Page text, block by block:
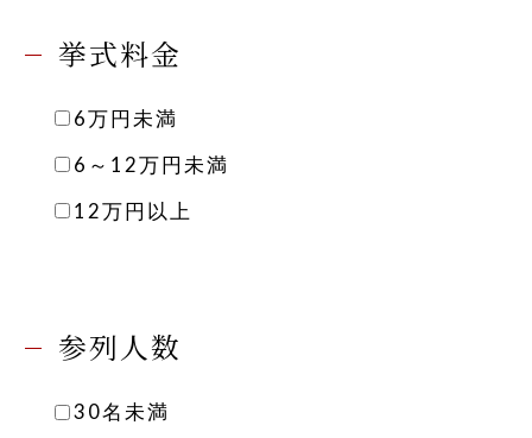
挙式料金
6万円未満
6～12万円未満
12万円以上
参列人数
30名未満